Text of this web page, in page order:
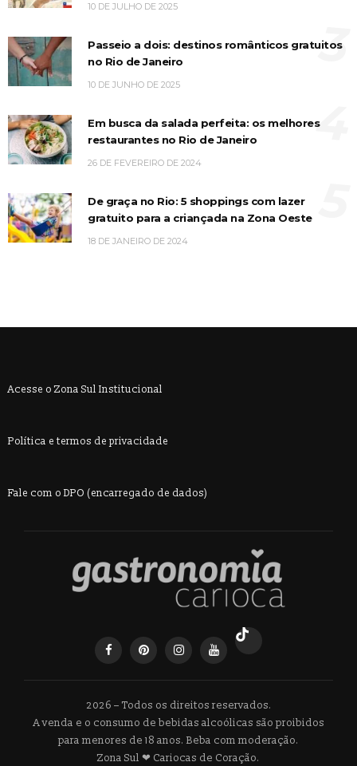
10 DE JULHO DE 2025
Passeio a dois: destinos românticos gratuitos
no Rio de Janeiro
10 DE JUNHO DE 2025
3
Em busca da salada perfeita: os melhores
restaurantes no Rio de Janeiro
26 DE FEVEREIRO DE 2024
4
De graça no Rio: 5 shoppings com lazer
gratuito para a criançada na Zona Oeste
18 DE JANEIRO DE 2024
Acesse o Zona Sul Institucional
Política e termos de privacidade
Fale com o DPO (encarregado de dados)
2026 – Todos os direitos reservados.
A venda e o consumo de bebidas alcoólicas são proibidos
para menores de 18 anos. Beba com moderação.
Zona Sul ❤ Cariocas de Coração.